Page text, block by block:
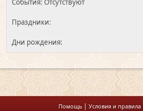
Помощь | Условия и правила